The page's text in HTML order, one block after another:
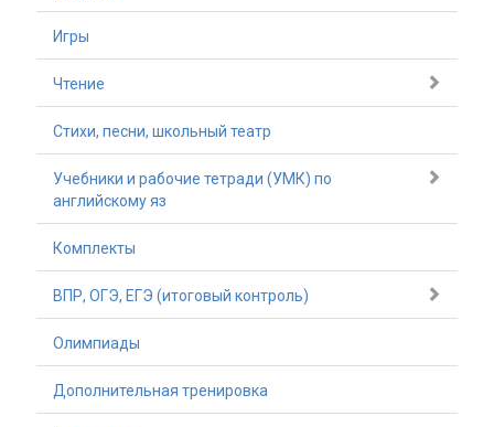
Игры
Чтение
Стихи, песни, школьный театр
Учебники и рабочие тетради (УМК) по
английскому яз
Комплекты
ВПР, ОГЭ, ЕГЭ (итоговый контроль)
Олимпиады
Дополнительная тренировка